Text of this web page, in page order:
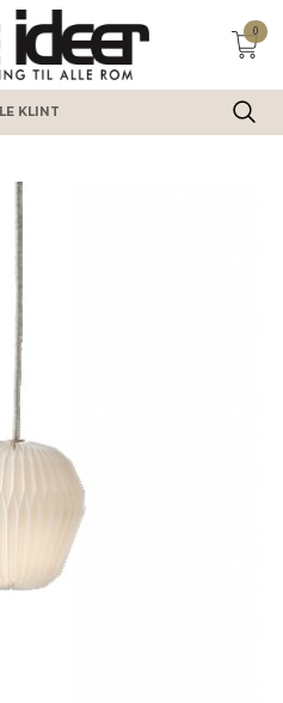
0
LE KLINT